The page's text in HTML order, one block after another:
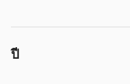
ปี